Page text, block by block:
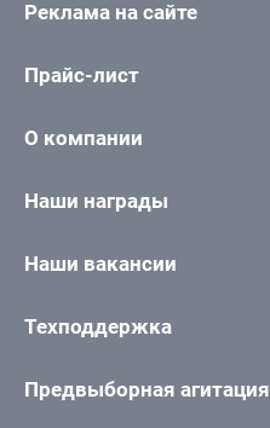
Реклама на сайте
Прайс-лист
О компании
Наши награды
Наши вакансии
Техподдержка
Предвыборная агитация